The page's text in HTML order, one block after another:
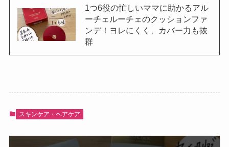
1つ6役の忙しいママに助かるアル
ーチェルーチェのクッションファ
ンデ！ヨレにくく、カバー力も抜
群
スキンケア・ヘアケア